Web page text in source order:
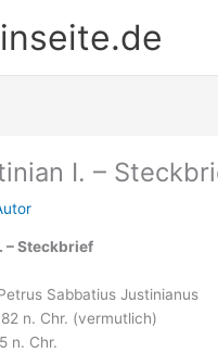
I. –
– Steckbrief
Sabbatius Justinianus
n. Chr. (vermutlich)
n. Chr.